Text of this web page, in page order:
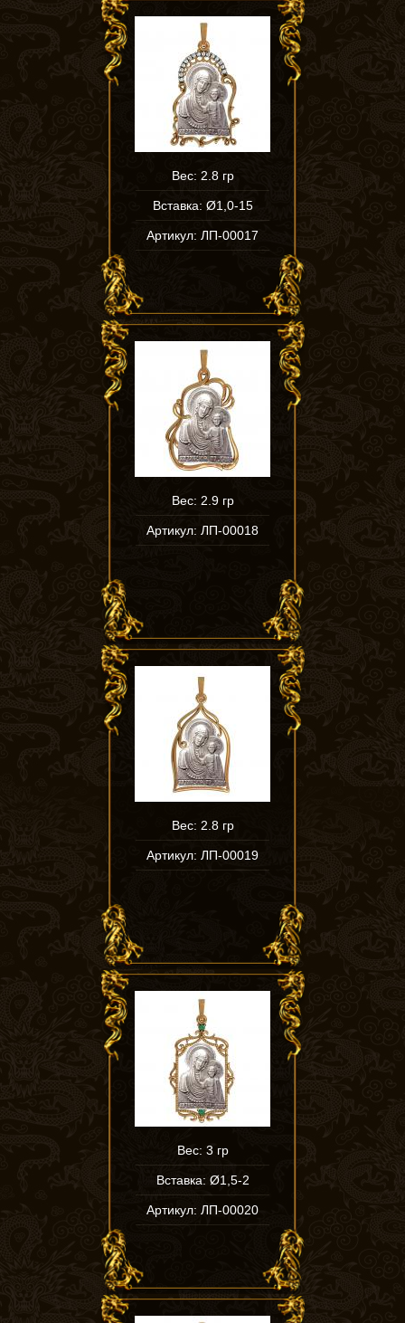
Вес: 2.8 гр
Вставка: Ø1,0-15
Артикул: ЛП-00017
Вес: 2.9 гр
Артикул: ЛП-00018
Вес: 2.8 гр
Артикул: ЛП-00019
Вес: 3 гр
Вставка: Ø1,5-2
Артикул: ЛП-00020